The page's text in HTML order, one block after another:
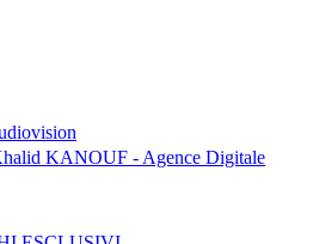
KANOUF - Agence Digitale